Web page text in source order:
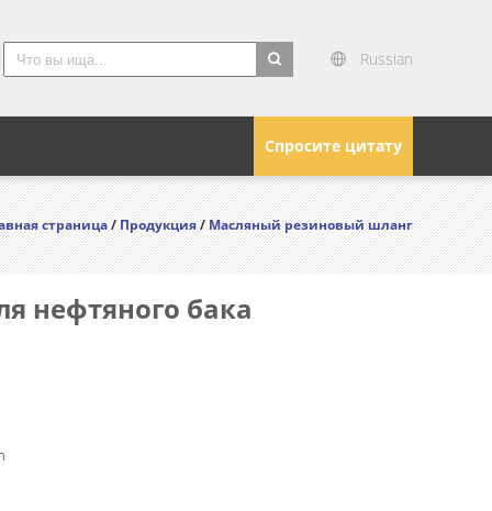
Russian
Спросите цитату
страница/Продукция/Масляный резиновый шланг
нефтяного бака